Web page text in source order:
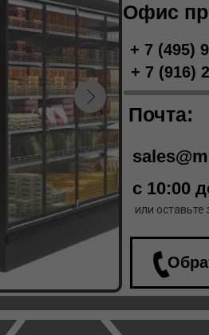
Офис
Почта:
+ 7 (495)
+ 7 (916)
с 10:00
или оставьте